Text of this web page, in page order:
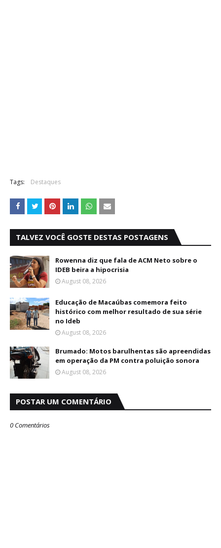
Tags: Destaques
TALVEZ VOCÊ GOSTE DESTAS POSTAGENS
Rowenna diz que fala de ACM Neto sobre o
IDEB beira a hipocrisia
August 08, 2026
Educação de Macaúbas comemora feito
histórico com melhor resultado de sua série
no Ideb
August 08, 2026
Brumado: Motos barulhentas são apreendidas
em operação da PM contra poluição sonora
August 08, 2026
POSTAR UM COMENTÁRIO
0 Comentários